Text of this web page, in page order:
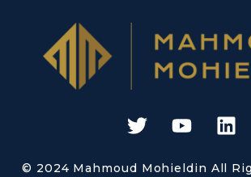
© 2024 Mahmoud Mohieldin All